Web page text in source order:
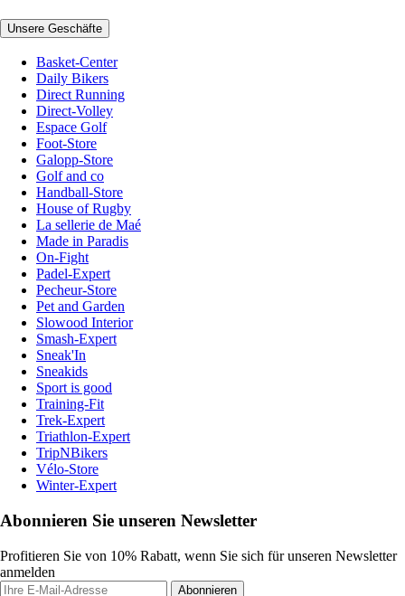
Unsere Geschäfte
Basket-Center
Daily Bikers
Direct Running
Direct-Volley
Espace Golf
Foot-Store
Galopp-Store
Golf and co
Handball-Store
House of Rugby
La sellerie de Maé
Made in Paradis
On-Fight
Padel-Expert
Pecheur-Store
Pet and Garden
Slowood Interior
Smash-Expert
Sneak'In
Sneakids
Sport is good
Training-Fit
Trek-Expert
Triathlon-Expert
TripNBikers
Vélo-Store
Winter-Expert
Abonnieren Sie unseren Newsletter
Profitieren Sie von 10% Rabatt, wenn Sie sich für unseren Newsletter
anmelden
Abonnieren